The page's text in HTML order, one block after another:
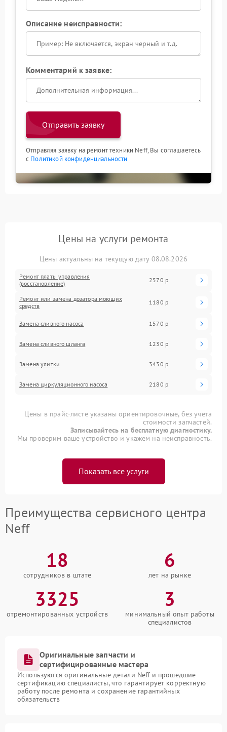
Описание неисправности:
Комментарий к заявке:
Отправить заявку
Отправляя заявку на ремонт техники Neff, Вы соглашаетесь
с Политикой конфиденциальности
Цены на услуги ремонта
Цены актуальны на текущую дату 08.08.2026
Ремонт платы управления
(восстановление)
2570 р
Ремонт или замена дозатора моющих
средств
1180 р
Замена сливного насоса 1570 р
Замена сливного шланга 1230 р
Замена улитки 3430 р
Замена циркуляционного насоса 2180 р
Цены в прайс-листе указаны ориентировочные, без учета
стоимости запчастей.
Записывайтесь на бесплатную диагностику.
Мы проверим ваше устройство и укажем на неисправность.
Показать все услуги
Преимущества сервисного центра
Neff
18
сотрудников в штате
6
лет на рынке
3325
отремонтированных устройств
3
минимальный опыт работы
специалистов
Оригинальные запчасти и
сертифицированные мастера
Используются оригинальные детали Neff и прошедшие
сертификацию специалисты, что гарантирует корректную
работу после ремонта и сохранение гарантийных
обязательств